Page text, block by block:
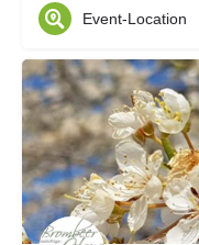
Event-Location